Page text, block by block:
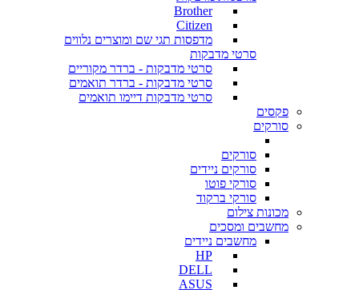
Brother
Citizen
מדפסות תגי שם ומוצרים נלווים
סרטי מדבקות
סרטי מדבקות - ברדר מקוריים
סרטי מדבקות - ברדר תואמים
סרטי מדבקות דיימו תואמים
פקסים
סורקים
סורקים
סורקים ניידים
סורקי פוטו
סורקי ברקוד
מכונות צילום
מחשבים ומסכים
מחשבים ניידים
HP
DELL
ASUS